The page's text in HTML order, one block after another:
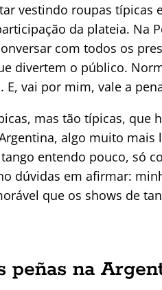
vestindo roupas típicas
da plateia. Na
com todos os
divertem o público.
E, vai por mim, vale a
mas tão típicas, que
algo muito
entendo pouco, só
dúvidas em afirmar:
que os shows de
peñas na